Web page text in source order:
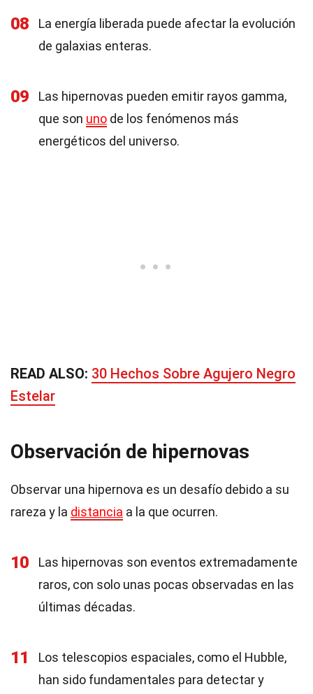
08
La energía liberada puede afectar la evolución
de galaxias enteras.
09
Las hipernovas pueden emitir rayos gamma,
que son uno de los fenómenos más
energéticos del universo.
READ ALSO: 30 Hechos Sobre Agujero Negro
Estelar
Observación de hipernovas
Observar una hipernova es un desafío debido a su
rareza y la distancia a la que ocurren.
10
Las hipernovas son eventos extremadamente
raros, con solo unas pocas observadas en las
últimas décadas.
11
Los telescopios espaciales, como el Hubble,
han sido fundamentales para detectar y